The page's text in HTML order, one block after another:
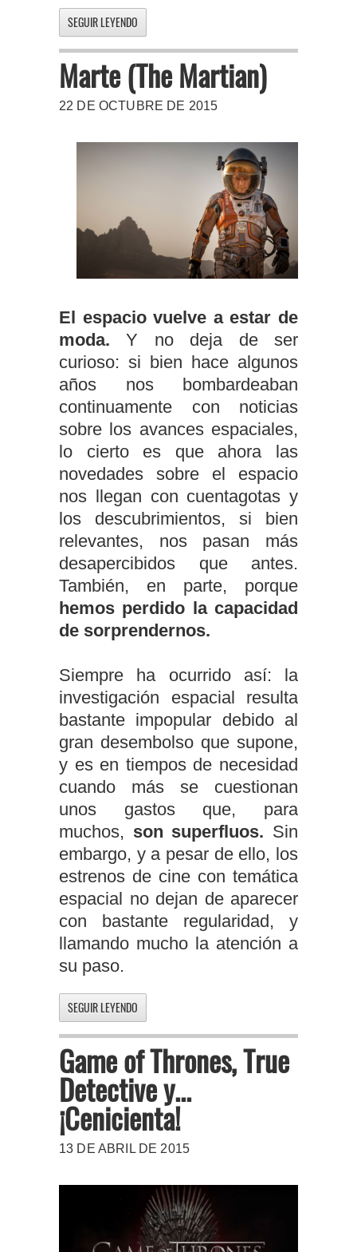
SEGUIR LEYENDO
Marte (The Martian)
22 DE OCTUBRE DE 2015
El espacio vuelve a estar de
moda. Y no deja de ser
curioso: si bien hace algunos
años nos bombardeaban
continuamente con noticias
sobre los avances espaciales,
lo cierto es que ahora las
novedades sobre el espacio
nos llegan con cuentagotas y
los descubrimientos, si bien
relevantes, nos pasan más
desapercibidos que antes.
También, en parte, porque
hemos perdido la capacidad
de sorprendernos.
Siempre ha ocurrido así: la
investigación espacial resulta
bastante impopular debido al
gran desembolso que supone,
y es en tiempos de necesidad
cuando más se cuestionan
unos gastos que, para
muchos, son superfluos. Sin
embargo, y a pesar de ello, los
estrenos de cine con temática
espacial no dejan de aparecer
con bastante regularidad, y
llamando mucho la atención a
su paso.
SEGUIR LEYENDO
Game of Thrones, True
Detective y...
¡Cenicienta!
13 DE ABRIL DE 2015